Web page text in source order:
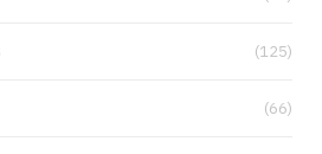
(125)
(66)